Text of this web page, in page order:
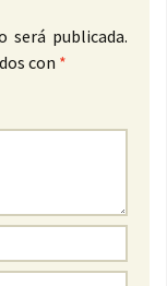
será publicada.
con *